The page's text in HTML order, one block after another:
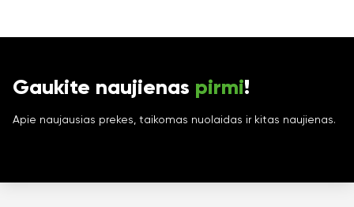
Gaukite naujienas pirmi!
Apie naujausias prekes, taikomas nuolaidas ir kitas naujienas.